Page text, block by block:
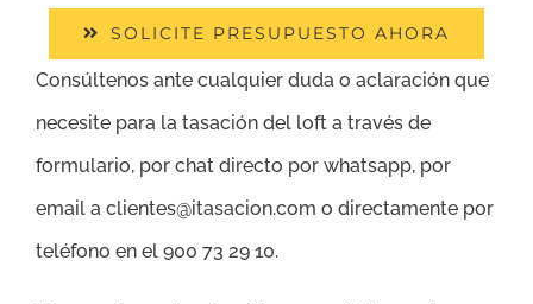
SOLICITE PRESUPUESTO AHORA
Consúltenos ante cualquier duda o aclaración que
necesite para la tasación del loft a través de
formulario, por chat directo por whatsapp, por
email a clientes@itasacion.com o directamente por
teléfono en el 900 73 29 10.